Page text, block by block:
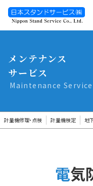
メンテナンス
サービス
Maintenance Service
計量機修理・点検 計量機検定 地
電